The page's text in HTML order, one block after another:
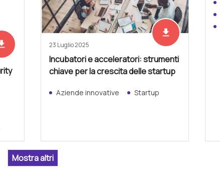
adesso
Scarica adesso
file_download
23 Luglio 2025
Incubatori e acceleratori: strumenti
chiave per la crescita delle startup
Aziende innovative Startup